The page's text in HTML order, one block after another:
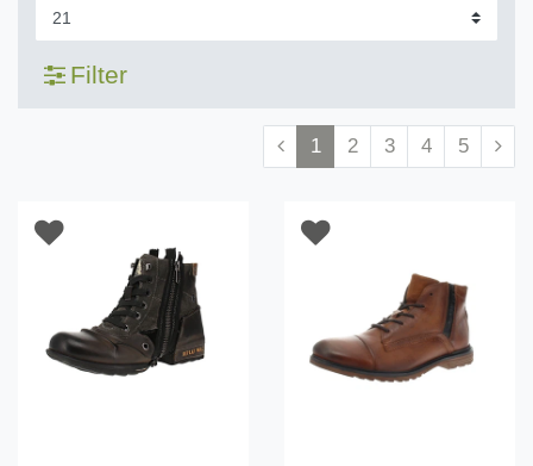
Filter
1 2 3 4 5